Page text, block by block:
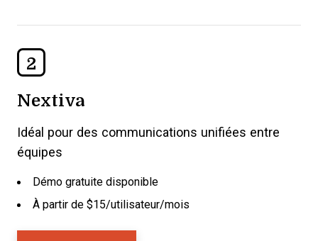
2
Nextiva
Idéal pour des communications unifiées entre
équipes
Démo gratuite disponible
À partir de $15/utilisateur/mois